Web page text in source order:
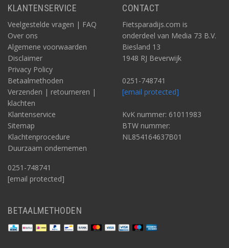
KLANTENSERVICE
Veelgestelde vragen | FAQ
Over ons
Algemene voorwaarden
Disclaimer
Privacy Policy
Betaalmethoden
Verzenden | retourneren |
klachten
Klantenservice
Sitemap
Klachtenprocedure
Duurzaam ondernemen
0251-748741
[email protected]
CONTACT
Fietsparadijs.com is
onderdeel van Media 73 B.V.
Biesland 13
1948 RJ Beverwijk
0251-748741
[email protected]
KvK nummer: 61011983
BTW nummer:
NL854164637B01
BETAALMETHODEN